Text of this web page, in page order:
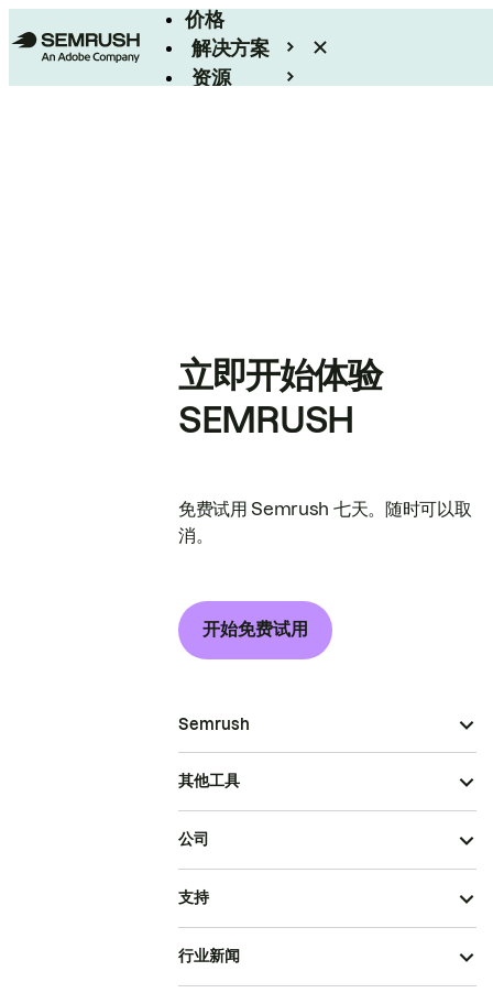
价格
解决方案
资源
立即开始体验
SEMRUSH
免费试用 Semrush 七天。随时可以取
消。
开始免费试用
Semrush
其他工具
公司
支持
行业新闻